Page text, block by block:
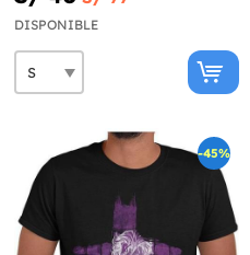
DISPONIBLE
-45%